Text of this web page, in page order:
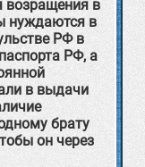
возращения в
нуждаются в
РФ в
РФ, а
в выдачи
брату
он через